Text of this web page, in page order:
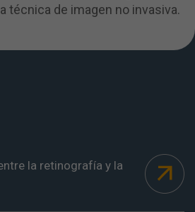
técnica de imagen no invasiva.
la retinografía y la